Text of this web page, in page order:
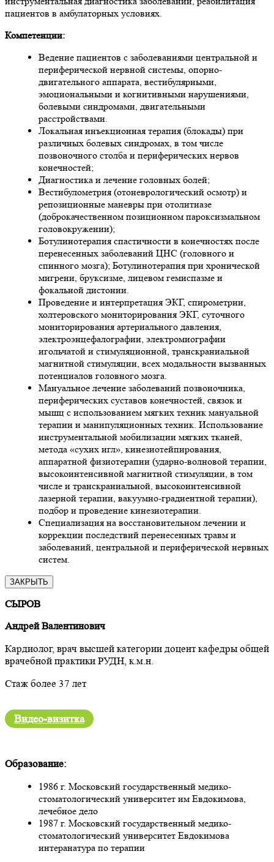
пациентов в амбулаторных условиях.
Компетенции:
Ведение пациентов с заболеваниями центральной и
периферической нервной системы, опорно-
двигательного аппарата, вестибулярными,
эмоциональными и когнитивными нарушениями,
болевыми синдромами, двигательными
расстройствами.
Локальная инъекционная терапия (блокады) при
различных болевых синдромах, в том числе
позвоночного столба и периферических нервов
конечностей;
Диагностика и лечение головных болей;
Вестибулометрия (отоневрологический осмотр) и
репозиционные маневры при отолитиазе
(доброкачественном позиционном пароксизмальном
головокружении);
Ботулинотерапия спастичности в конечностях после
перенесенных заболеваний ЦНС (головного и
спинного мозга); Ботулинотерапия при хронической
мигрени, бруксизме, лицевом гемиспазме и
фокальной дистонии.
Проведение и интерпретация ЭКГ, спирометрии,
холтеровского мониторирования ЭКГ, суточного
мониторирования артериального давления,
электроэнцефалографии, электромиографии
игольчатой и стимуляционной, транскраниальной
магнитной стимуляции, всех модальности вызванных
потенциалов головного мозга.
Мануальное лечение заболеваний позвоночника,
периферических суставов конечностей, связок и
мышц с использованием мягких техник мануальной
терапии и манипуляционных техник. Использование
инструментальной мобилизации мягких тканей,
метода «сухих игл», кинезиотейпирования,
аппаратной физиотерапии (ударно-волновой терапии,
высокоинтенсивной магнитной стимуляции, в том
числе и транскраниальной, высокоинтенсивной
лазерной терапии, вакуумно-градиентной терапии),
подбор и проведение кинезиотерапии.
Специализация на восстановительном лечении и
коррекции последствий перенесенных травм и
заболеваний, центральной и периферической нервных
систем.
ЗАКРЫТЬ
СЫРОВ
Андрей Валентинович
Кардиолог, врач высшей категории доцент кафедры общей
врачебной практики РУДН, к.м.н.
Стаж более 37 лет
Видео-визитка
Образование:
1986 г. Московский государственный медико-
стоматологический университет им Евдокимова,
лечебное дело
1987 г. Московский государственный медико-
стоматологический университет Евдокимова
интеранатура по терапии